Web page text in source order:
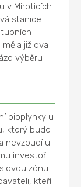
v Miroticích
stanice
měla již dva
výběru
bioplynky u
který bude
nevzbudí u
investoři
zónu.
kteří